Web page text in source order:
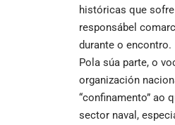
históricas que
responsábel
durante o encontro.
Pola súa parte, o
organización
“confinamento” ao
sector naval,